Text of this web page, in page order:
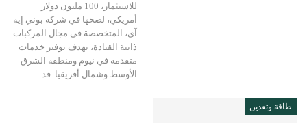
للاستثمار، 100 مليون دولار
أمريكي، لضخها في شركة بوني إيه
آي، المتخصصة في مجال المركبات
ذاتية القيادة، بهدف توفير خدمات
متقدمة في نيوم ومنطقة الشرق
الأوسط وشمال أفريقيا. قد…
طاقة وتعدين